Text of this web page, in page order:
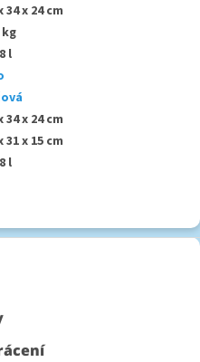
34 x 24 cm
kg
l
34 x 24 cm
31 x 15 cm
l